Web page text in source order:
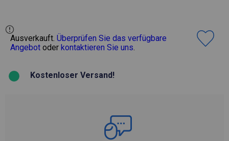
Ausverkauft. Überprüfen Sie das verfügbare
Angebot oder kontaktieren Sie uns.
Kostenloser Versand!